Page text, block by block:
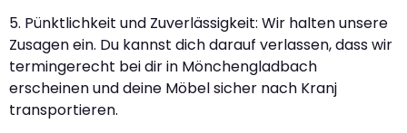
5. Pünktlichkeit und Zuverlässigkeit: Wir halten unsere
Zusagen ein. Du kannst dich darauf verlassen, dass wir
termingerecht bei dir in Mönchengladbach
erscheinen und deine Möbel sicher nach Kranj
transportieren.